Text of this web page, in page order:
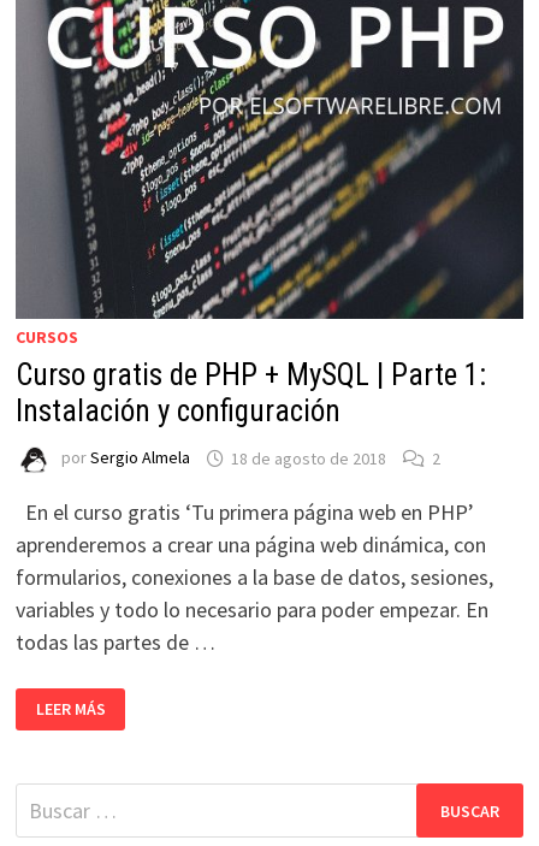
CURSOS
Curso gratis de PHP + MySQL | Parte 1:
Instalación y configuración
porSergio Almela 18 de agosto de 2018 2
En el curso gratis ‘Tu primera página web en PHP’
aprenderemos a crear una página web dinámica, con
formularios, conexiones a la base de datos, sesiones,
variables y todo lo necesario para poder empezar. En
todas las partes de …
GRATIS
DE
MYSQL
|
PARTE
1:
LEER MÁS
Buscar: